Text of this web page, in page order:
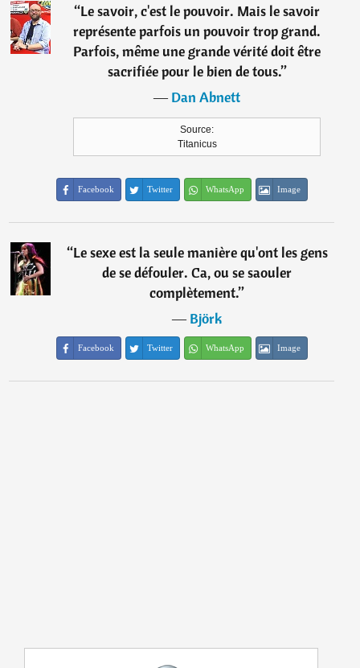
“Le savoir, c'est le pouvoir. Mais le savoir
représente parfois un pouvoir trop grand.
Parfois, même une grande vérité doit être
sacrifiée pour le bien de tous.”
―Dan Abnett
Source:
Titanicus
Facebook Twitter WhatsApp Image
“Le sexe est la seule manière qu'ont les gens
de se défouler. Ca, ou se saouler
complètement.”
―Björk
Facebook Twitter WhatsApp Image